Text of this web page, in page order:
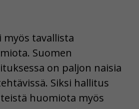
myös tavallista
Suomen
on paljon naisia
Siksi hallitus
huomiota myös